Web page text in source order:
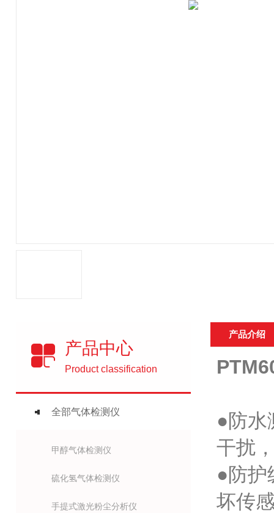
产品中心
Product classification
全部气体检测仪
甲醇气体检测仪
硫化氢气体检测仪
手提式激光粉尘分析仪
产品介绍
●防水
干扰
●防护
坏传